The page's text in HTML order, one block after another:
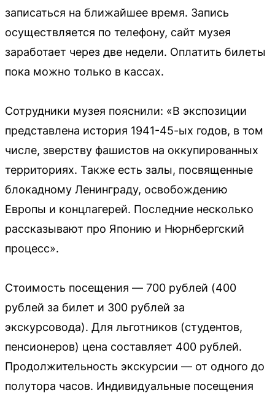
записаться на ближайшее время. Запись
осуществляется по телефону, сайт музея
заработает через две недели. Оплатить билеты
пока можно только в кассах.
Сотрудники музея пояснили: «В экспозиции
представлена история 1941-45-ых годов, в том
числе, зверству фашистов на оккупированных
территориях. Также есть залы, посвященные
блокадному Ленинграду, освобождению
Европы и концлагерей. Последние несколько
рассказывают про Японию и Нюрнбергский
процесс».
Стоимость посещения — 700 рублей (400
рублей за билет и 300 рублей за
экскурсовода). Для льготников (студентов,
пенсионеров) цена составляет 400 рублей.
Продолжительность экскурсии — от одного до
полутора часов. Индивидуальные посещения